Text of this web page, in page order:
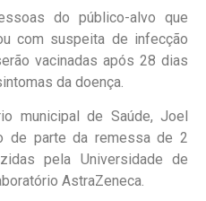
do público-alvo que
com suspeita de infecção
vacinadas após 28 dias
da doença
municipal de Saúde, Joel
de parte da remessa de 2
pela Universidade de
AstraZeneca.